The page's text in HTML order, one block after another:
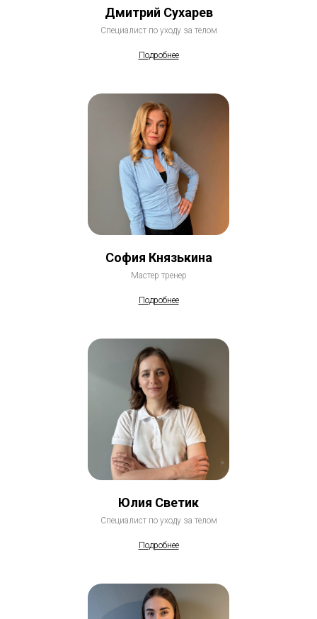
Дмитрий Сухарев
Специалист по уходу за телом
Подробнее
София Князькина
Мастер тренер
Подробнее
Юлия Светик
Специалист по уходу за телом
Подробнее